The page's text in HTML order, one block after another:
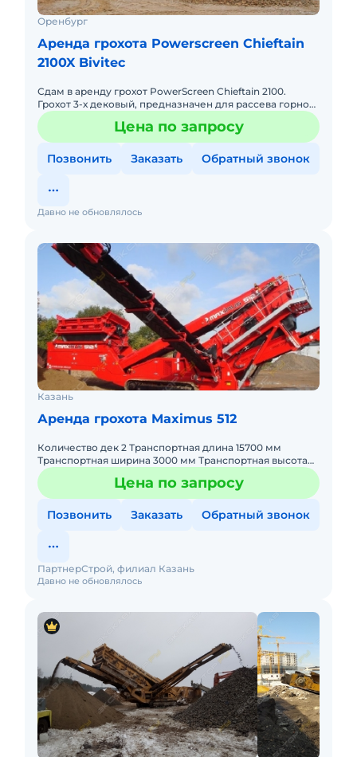
Оренбург
Аренда грохота Powerscreen Chieftain
2100X Bivitec
Сдам в аренду грохот PowerScreen Chieftain 2100.
Грохот 3-х дековый, предназначен для рассева горной
массы на 3 фракции.
Цена по запросу
Позвонить Заказать Обратный звонок
Давно не обновлялось
Казань
Аренда грохота Maximus 512
Количество дек 2 Транспортная длина 15700 мм
Транспортная ширина 3000 мм Транспортная высота
3210 мм Эксплуатационная масса 27000 кг Верхняя
дека 3660х1525 мм НЦена по запросу
Позвонить Заказать Обратный звонок
Давно не обновлялось
ПартнерСтрой, филиал Казань